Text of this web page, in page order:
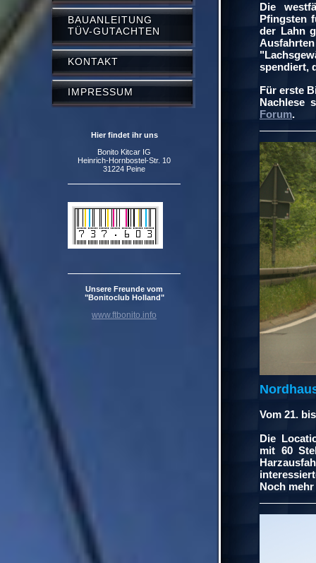
Die
Pfingsten
der Lahn
spendiert,
Für erste
Nachlese
Forum.
Vom 21.
Die
mit 60
Noch
BAUANLEITUNG
TÜV-GUTACHTEN
KONTAKT
IMPRESSUM
Hier findet ihr uns
Bonito Kitcar IG
Heinrich-Hornbostel-Str. 10
31224 Peine
Unsere Freunde vom
"Bonitoclub Holland"
www.ftbonito.info